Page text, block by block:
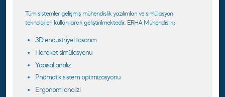
Tüm sistemler gelişmiş mühendislik yazılımları ve simülasyon
teknolojileri kullanılarak geliştirilmektedir. ERHA Mühendislik;
3D endüstriyel tasarım
Hareket simülasyonu
Yapısal analiz
Pnömatik sistem optimizasyonu
Ergonomi analizi